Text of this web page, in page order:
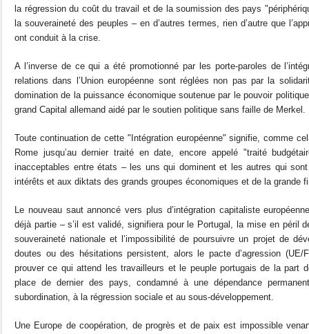
la régression du coût du travail et de la soumission des pays
la souveraineté des peuples – en d’autres termes, rien d’autre que
ont conduit à la crise.
A l’inverse de ce qui a été promotionné par les porte-paroles de
relations dans l’Union européenne sont réglées non pas par la
domination de la puissance économique soutenue par le pouvoir
grand Capital allemand aidé par le soutien politique sans faille de Merkel.
Toute continuation de cette "Intégration européenne" signifie, comme
Rome jusqu’au dernier traité en date, encore appelé "traité
inacceptables entre états – les uns qui dominent et les autres qui
intérêts et aux diktats des grands groupes économiques et de la grande
Le nouveau saut annoncé vers plus d’intégration capitaliste
déjà partie – s’il est validé, signifiera pour le Portugal, la mise en péril
souveraineté nationale et l’impossibilité de poursuivre un projet de
doutes ou des hésitations persistent, alors le pacte d’agression
prouver ce qui attend les travailleurs et le peuple portugais de la part
place de dernier des pays, condamné à une dépendance
subordination, à la régression sociale et au sous-développement.
Une Europe de coopération, de progrès et de paix est impossible